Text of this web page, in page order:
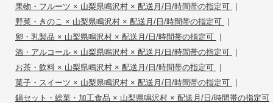
果物・フルーツ × 山梨県鳴沢村 × 配送月/日/時間帯の指定可 |
野菜・きのこ × 山梨県鳴沢村 × 配送月/日/時間帯の指定可 |
卵・乳製品 × 山梨県鳴沢村 × 配送月/日/時間帯の指定可 |
酒・アルコール × 山梨県鳴沢村 × 配送月/日/時間帯の指定可 |
お茶・飲料 × 山梨県鳴沢村 × 配送月/日/時間帯の指定可 |
菓子・スイーツ × 山梨県鳴沢村 × 配送月/日/時間帯の指定可 |
鍋セット・総菜・加工食品 × 山梨県鳴沢村 × 配送月/日/時間帯の指定可